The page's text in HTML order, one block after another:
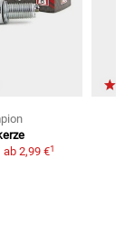
ab 2,99 €1